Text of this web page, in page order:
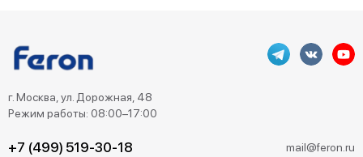
г. Москва, ул. Дорожная, 48
Режим работы: 08:00–17:00
+7 (499) 519-30-18 mail@feron.ru